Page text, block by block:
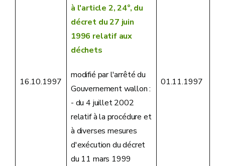
16.10.1997
à l'article 2, 24°, du
décret du 27 juin
1996 relatif aux
déchets
modifié par l'arrêté du
Gouvernement wallon :
- du 4 juillet 2002
relatif à la procédure et
à diverses mesures
d'exécution du décret
du 11 mars 1999
01.11.1997